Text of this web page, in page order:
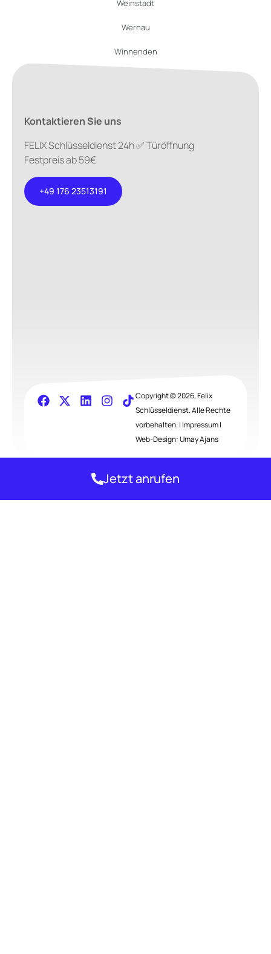
Weinstadt
Wernau
Winnenden
Kontaktieren Sie uns
FELIX Schlüsseldienst 24h ✅ Türöffnung
Festpreis ab 59€
+49 176 23513191
Copyright © 2026, Felix
Schlüsseldienst. Alle Rechte
vorbehalten. | Impressum|
Web-Design:Umay Ajans
Jetzt anrufen